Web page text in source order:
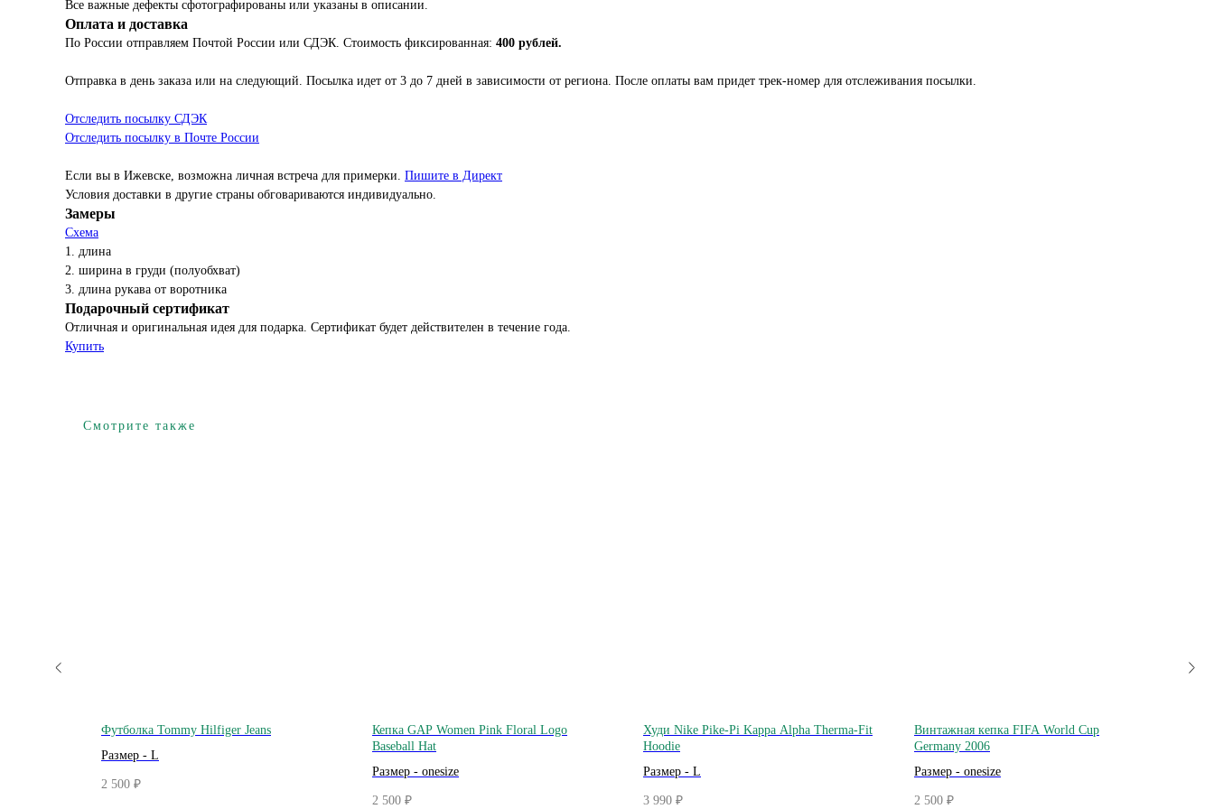
Все важные дефекты сфотографированы или указаны в описании.
Оплата и доставка
По России отправляем Почтой России или СДЭК. Стоимость фиксированная: 400 рублей.
Отправка в день заказа или на следующий. Посылка идет от 3 до 7 дней в зависимости от региона. После оплаты вам придет трек-номер для отслеживания посылки.
Отследить посылку СДЭК
Отследить посылку в Почте России
Если вы в Ижевске, возможна личная встреча для примерки. Пишите в Директ
Условия доставки в другие страны обговариваются индивидуально.
Замеры
Схема
1. длина
2. ширина в груди (полуобхват)
3. длина рукава от воротника
Подарочный сертификат
Отличная и оригинальная идея для подарка. Сертификат будет действителен в течение года.
Купить
Смотрите также
Футболка Tommy Hilfiger Jeans
Размер - L
2 500 ₽
Кепка GAP Women Pink Floral Logo
Baseball Hat
Размер - onesize
2 500 ₽
Худи Nike Pike-Pi Kappa Alpha Therma-Fit
Hoodie
Размер - L
3 990 ₽
Винтажная кепка FIFA World Cup
Germany 2006
Размер - onesize
2 500 ₽